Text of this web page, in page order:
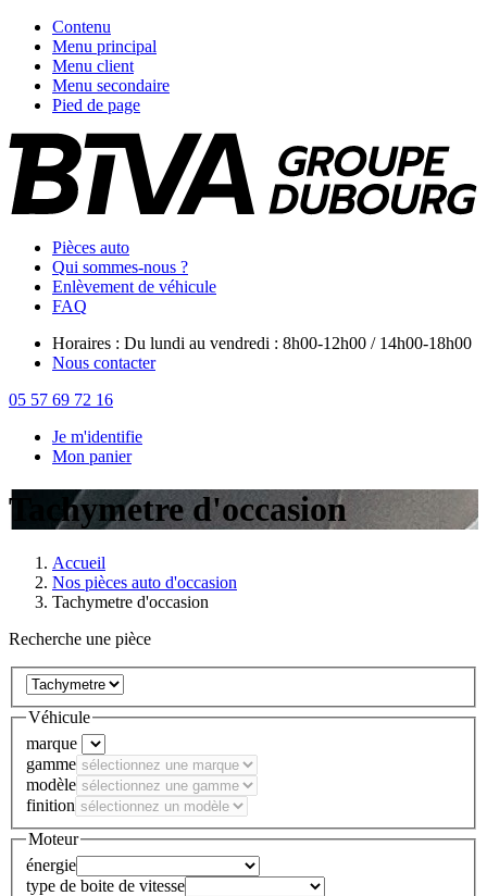
Contenu
Menu principal
Menu client
Menu secondaire
Pied de page
Pièces auto
Qui sommes-nous ?
Enlèvement de véhicule
FAQ
Horaires : Du lundi au vendredi : 8h00-12h00 / 14h00-18h00
Nous contacter
05 57 69 72 16
Je m'identifie
Mon panier
Tachymetre d'occasion
Accueil
Nos pièces auto d'occasion
Tachymetre d'occasion
Recherche une pièce
Véhicule
marque
gamme
modèle
finition
Moteur
énergie
type de boite de vitesse